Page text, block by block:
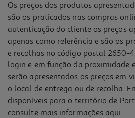
Os preços dos produtos
são os praticados nas compras
autenticação do cliente os preços
apenas como referência e são os
e recolhas no código postal 2650-
login e em função da proximidade
serão apresentados os preços em
o local de entrega ou de recolha.
disponíveis para o território de
consulte mais informações aqui.